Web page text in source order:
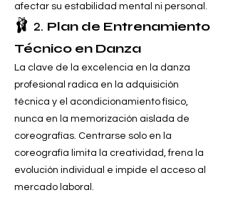
afectar su estabilidad mental ni personal.
🩰 2. Plan de Entrenamiento
Técnico en Danza
La clave de la excelencia en la danza
profesional radica en la adquisición
técnica y el acondicionamiento físico,
nunca en la memorización aislada de
coreografías. Centrarse solo en la
coreografía limita la creatividad, frena la
evolución individual e impide el acceso al
mercado laboral.